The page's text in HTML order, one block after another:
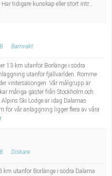
tidigare kunskap eller stort intr...
Barnvakt
13 km utanför Borlänge i södra
utanför fjällvärlden. Romme
vintersäsongen. Vår målgrupp är
många gäster från Stockholm och
Ski Lodge är idag Dalarnas
för vår anläggning ligger flera av våra
Diskare
utanför Borlänge i södra Dalarna